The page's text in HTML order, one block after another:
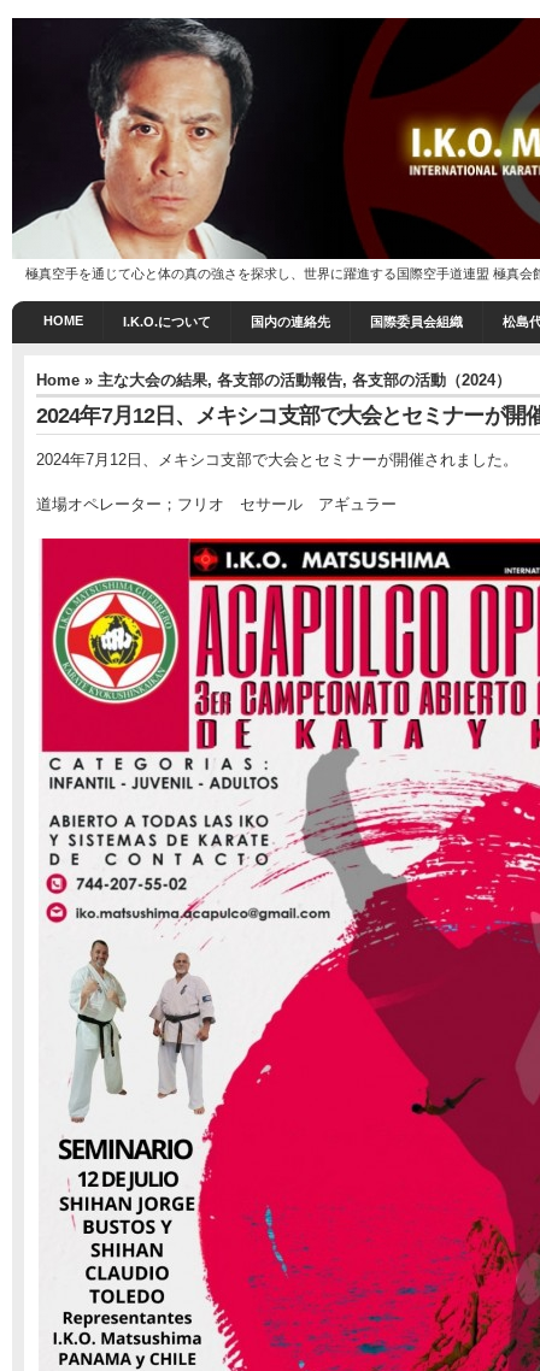
極真空手を通じて心と体の真の強さを探求し、世界に躍進する国際空手道連盟 極真
HOME I.K.O.について 国内の連絡先 国際委員会組織 松島
Home » 主な大会の結果, 各支部の活動報告, 各支部の活動（2024）
2024年7月12日、メキシコ支部で大会とセミナーが開
2024年7月12日、メキシコ支部で大会とセミナーが開催されました。
道場オペレーター；フリオ セサール アギュラー